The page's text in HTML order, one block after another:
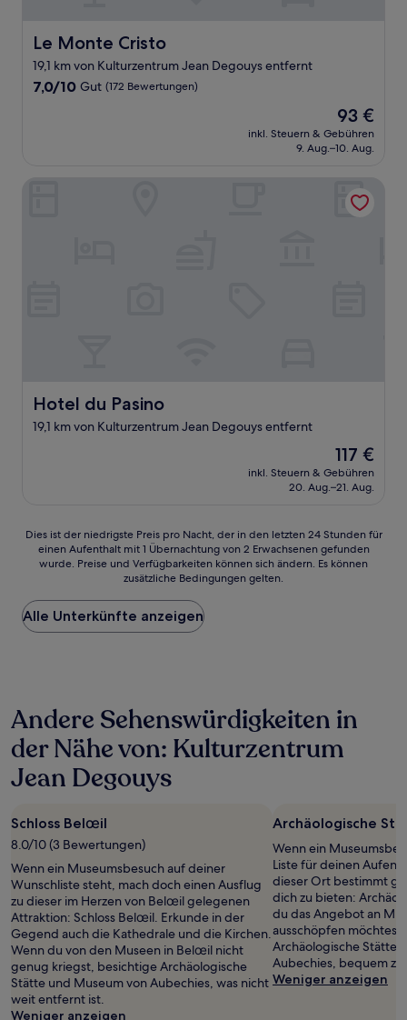
Le Monte Cristo
Le Monte Cristo
19,1 km von Kulturzentrum Jean Degouys entfernt
7.0
7,0/10 Gut (172 Bewertungen)
Der
Preis
beträgt
93 €
inkl. Steuern & Gebühren
9. Aug.–10. Aug.
Hotel du Pasino
Hotel du Pasino
19,1 km von Kulturzentrum Jean Degouys entfernt
Der
Preis
beträgt
117 €
inkl. Steuern & Gebühren
20. Aug.–21. Aug.
Dies
der
Preis
pro
Nacht,
24 Stunden
für
einen
mit
2 Erwachsenen
gefunden
wurde.
Preise
und
Verfügbarkeiten
können
sich
ändern.
Es
können
zusätzliche
Dies ist der niedrigste Preis pro Nacht, der in den letzten 24 Stunden für
einen Aufenthalt mit 1 Übernachtung von 2 Erwachsenen gefunden
wurde. Preise und Verfügbarkeiten können sich ändern. Es können
zusätzliche Bedingungen gelten.
Alle Unterkünfte anzeigen
Andere Sehenswürdigkeiten in
der Nähe von: Kulturzentrum
Jean Degouys
Schloss Belœil
8.0/10 (3 Bewertungen)
Wenn ein Museumsbesuch auf deiner
Wunschliste steht, mach doch einen Ausflug
zu dieser im Herzen von Belœil gelegenen
Attraktion: Schloss Belœil. Erkunde in der
Gegend auch die Kathedrale und die Kirchen.
Wenn du von den Museen in Belœil nicht
genug kriegst, besichtige Archäologische
Stätte und Museum von Aubechies, was nicht
weit entfernt ist.
Weniger anzeigen
Archäologische
Wenn ein
Liste für deinen
dieser Ort bestimmt
dich zu bieten:
du das Angebot an
ausschöpfen
Archäologische Stätte
Aubechies, bequem zu
Weniger anzeigen